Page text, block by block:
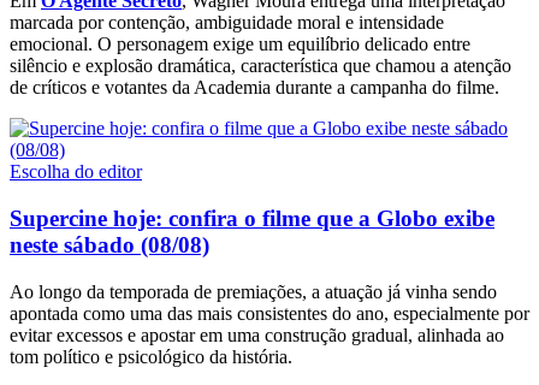
marcada por contenção, ambiguidade moral e intensidade
emocional. O personagem exige um equilíbrio delicado entre
silêncio e explosão dramática, característica que chamou a atenção
de críticos e votantes da Academia durante a campanha do filme.
Escolha do editor
Supercine hoje: confira o filme que a Globo exibe
neste sábado (08/08)
Ao longo da temporada de premiações, a atuação já vinha sendo
apontada como uma das mais consistentes do ano, especialmente por
evitar excessos e apostar em uma construção gradual, alinhada ao
tom político e psicológico da história.